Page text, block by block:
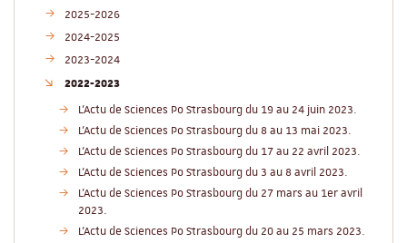
2025-2026
2024-2025
2023-2024
2022-2023
L'Actu de Sciences Po Strasbourg du 19 au 24 juin 2023.
L'Actu de Sciences Po Strasbourg du 8 au 13 mai 2023.
L'Actu de Sciences Po Strasbourg du 17 au 22 avril 2023.
L'Actu de Sciences Po Strasbourg du 3 au 8 avril 2023.
L'Actu de Sciences Po Strasbourg du 27 mars au 1er avril
2023.
L'Actu de Sciences Po Strasbourg du 20 au 25 mars 2023.